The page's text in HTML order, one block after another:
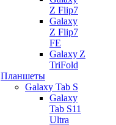
Z Flip7
Galaxy
Z Flip7
FE
Galaxy Z
TriFold
Планшеты
Galaxy Tab S
Galaxy
Tab S11
Ultra